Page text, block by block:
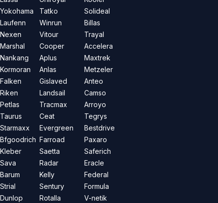
Yokohama
Laufenn
Nexen
Marshal
Nankang
Kormoran
Falken
Riken
Petlas
Taurus
Starmaxx
Bfgoodrich
Kleber
Sava
Barum
Strial
Dunlop
Tatko
Winrun
Vitour
Cooper
Aplus
Anlas
Gislaved
Landsail
Tracmax
Ceat
Evergreen
Farroad
Saetta
Radar
Kelly
Sentury
Rotalla
Solideal
Billas
Trayal
Accelera
Maxtrek
Metzeler
Anteo
Camso
Arroyo
Tegrys
Bestdrive
Paxaro
Saferich
Eracle
Federal
Formula
V-netik